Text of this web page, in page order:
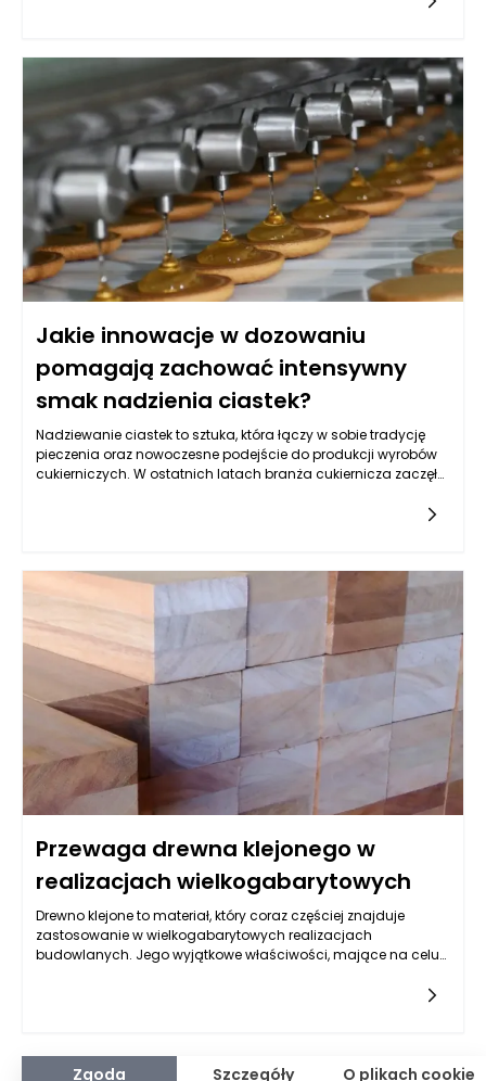
różnorodnych stylistyk aranżacyjnych. Dlatego inwestując w
eleganckie meble włoskie, zyskujemy nie tylko estetyczne
walory wnętrza, ale również komfort użytkowania, który
sprawia, że stają się one integralną częścią codziennego
życia.
Jakie innowacje w dozowaniu
pomagają zachować intensywny
smak nadzienia ciastek?
Nadziewanie ciastek to sztuka, która łączy w sobie tradycję
pieczenia oraz nowoczesne podejście do produkcji wyrobów
cukierniczych. W ostatnich latach branża cukiernicza zaczęła
wpływającym na zadowolenie klientów. Dobrze zrealizowane
nadziewanie ciastek uwydatnia ich walory smakowe, a
odpowiednie dozowanie zapewnia optymalne rozmieszczenie
nadzienia, co z kolei przekłada się na harmonijne połączenie
składników oraz wyjątkowe doznania smakowe.
Przewaga drewna klejonego w
realizacjach wielkogabarytowych
Drewno klejone to materiał, który coraz częściej znajduje
zastosowanie w wielkogabarytowych realizacjach
budowlanych. Jego wyjątkowe właściwości, mające na celu
go niezwykle konkurencyjnym w porównaniu do tradycyjnych
środowiska dzięki zrównoważonemu pozyskiwaniu surowca.
Przykładem polskiego producenta, który oferuje wysokiej
Zgoda Szczegóły O plikach cookie